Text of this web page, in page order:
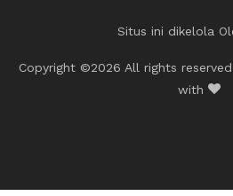
Situs ini dikelola
Copyright ©2026 All rights
with